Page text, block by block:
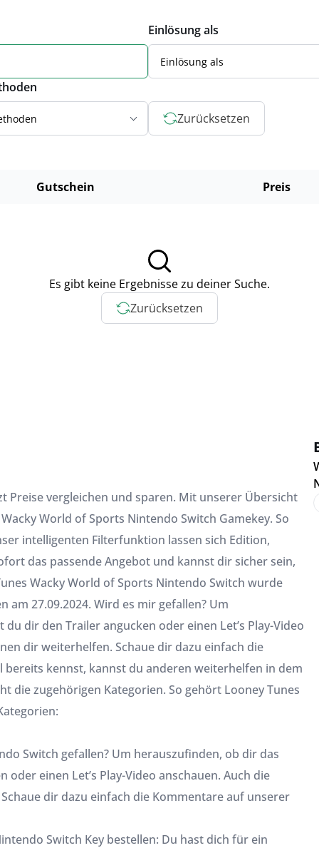
Einlösung als
Einlösung als
Zurücksetzen
Gutschein Preis
Es gibt keine Ergebnisse zu deiner Suche.
Zurücksetzen
Preise vergleichen und sparen. Mit unserer Übersicht
World of Sports Nintendo Switch Gamekey. So
intelligenten Filterfunktion lassen sich Edition,
das passende Angebot und kannst dir sicher sein,
Wacky World of Sports Nintendo Switch wurde
27.09.2024. Wird es mir gefallen? Um
dir den Trailer angucken oder einen Let’s Play-Video
dir weiterhelfen. Schaue dir dazu einfach die
bereits kennst, kannst du anderen weiterhelfen in dem
die zugehörigen Kategorien. So gehört Looney Tunes
Switch gefallen? Um herauszufinden, ob dir das
einen Let’s Play-Video anschauen. Auch die
dir dazu einfach die Kommentare auf unserer
Switch Key bestellen: Du hast dich für ein